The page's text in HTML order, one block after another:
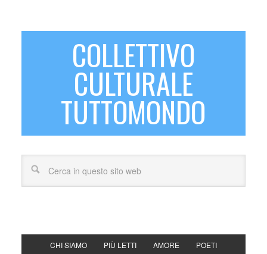
COLLETTIVO
CULTURALE
TUTTOMONDO
CHI SIAMO PIÙ LETTI AMORE POETI